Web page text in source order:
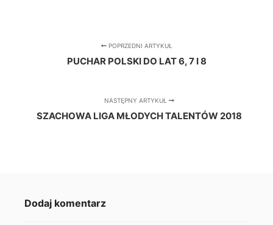
POPRZEDNI ARTYKUŁ
PUCHAR POLSKI DO LAT 6, 7 I 8
NASTĘPNY ARTYKUŁ
SZACHOWA LIGA MŁODYCH TALENTÓW 2018
Dodaj komentarz